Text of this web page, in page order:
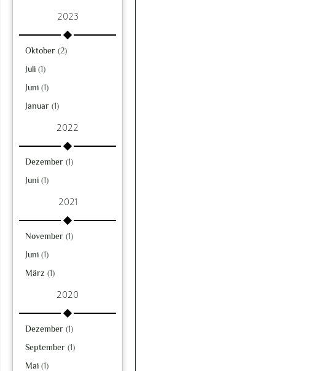
2023
Oktober (2)
Juli (1)
Juni (1)
Januar (1)
2022
Dezember (1)
Juni (1)
2021
November (1)
Juni (1)
März (1)
2020
Dezember (1)
September (1)
Mai (1)